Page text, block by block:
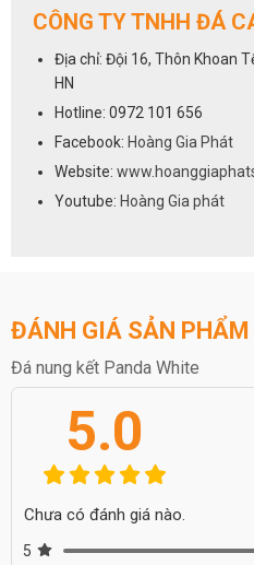
CÔNG TY TNHH ĐÁ
Địa chỉ: Đội 16, Thôn Khoan
HN
Hotline: 0972 101 656
Facebook: Hoàng Gia Phát
Website:
Youtube: Hoàng Gia phát
ĐÁNH GIÁ SẢN PHẨM
Đá nung kết Panda White
5.0
Chưa có đánh giá nào.
5